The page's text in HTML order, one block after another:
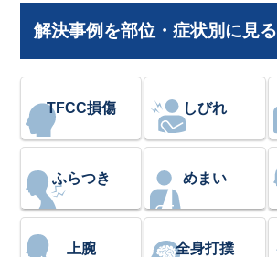
解決事例を部位・症状別に見る
TFCC損傷 しびれ
ふらつき めまい
上腕 全身打撲